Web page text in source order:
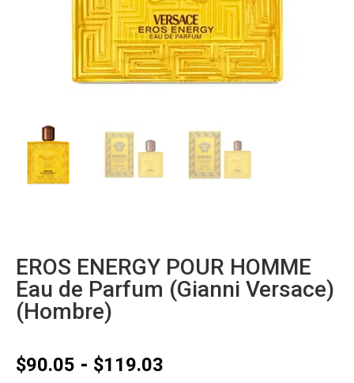
EROS ENERGY POUR HOMME
Eau de Parfum (Gianni Versace)
(Hombre)
$90.05 - $119.03